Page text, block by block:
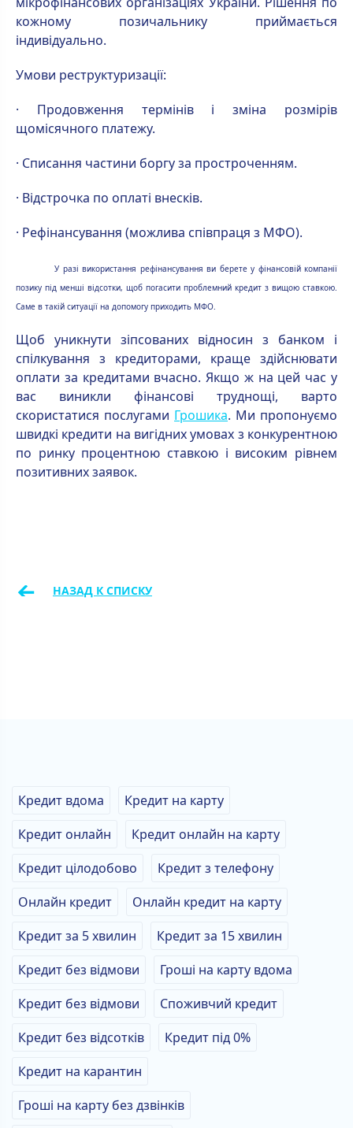
кожному позичальнику приймається
індивідуально.
Умови реструктуризації:
· Продовження термінів і зміна розмірів
щомісячного платежу.
· Списання частини боргу за простроченням.
· Відстрочка по оплаті внесків.
· Рефінансування (можлива співпраця з МФО).
У разі використання рефінансування ви берете у фінансовій компанії
позику під менші відсотки, щоб погасити проблемний кредит з вищою ставкою.
Саме в такій ситуації на допомогу приходить МФО.
Щоб уникнути зіпсованих відносин з банком і
спілкування з кредиторами, краще здійснювати
оплати за кредитами вчасно. Якщо ж на цей час у
вас виникли фінансові труднощі, варто
скористатися послугами Грошика. Ми пропонуємо
швидкі кредити на вигідних умовах з конкурентною
по ринку процентною ставкою і високим рівнем
позитивних заявок.
← НАЗАД К СПИСКУ
Кредит вдома
Кредит на карту
Кредит онлайн
Кредит онлайн на карту
Кредит цілодобово
Кредит з телефону
Онлайн кредит
Онлайн кредит на карту
Кредит за 5 хвилин
Кредит за 15 хвилин
Кредит без відмови
Гроші на карту вдома
Кредит без відмови
Споживчий кредит
Кредит без відсотків
Кредит під 0%
Кредит на карантин
Гроші на карту без дзвінків